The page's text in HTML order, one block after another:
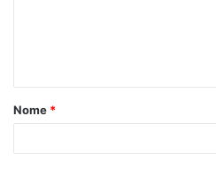
Nome *